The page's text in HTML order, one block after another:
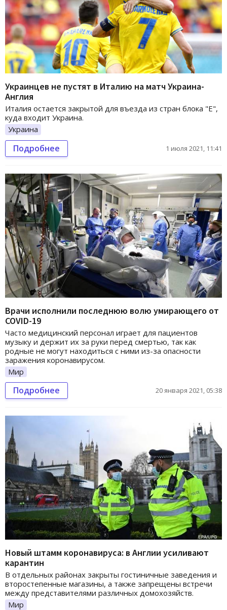
Украинцев не пустят в Италию на матч Украина-
Англия
Италия остается закрытой для въезда из стран блока "Е",
куда входит Украина.
Украина
Подробнее 1 июля 2021, 11:41
Врачи исполнили последнюю волю умирающего от
COVID-19
Часто медицинский персонал играет для пациентов
музыку и держит их за руки перед смертью, так как
родные не могут находиться с ними из-за опасности
заражения коронавирусом.
Мир
Подробнее 20 января 2021, 05:38
Новый штамм коронавируса: в Англии усиливают
карантин
В отдельных районах закрыты гостиничные заведения и
второстепенные магазины, а также запрещены встречи
между представителями различных домохозяйств.
Мир